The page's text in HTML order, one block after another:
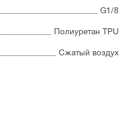
G1/8
Полиуретан TPU
Сжатый воздух